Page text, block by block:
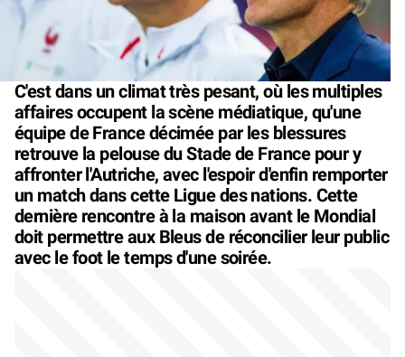
C'est dans un climat très pesant, où les multiples
affaires occupent la scène médiatique, qu'une
équipe de France décimée par les blessures
retrouve la pelouse du Stade de France pour y
affronter l'Autriche, avec l'espoir d'enfin remporter
un match dans cette Ligue des nations. Cette
dernière rencontre à la maison avant le Mondial
doit permettre aux Bleus de réconcilier leur public
avec le foot le temps d'une soirée.